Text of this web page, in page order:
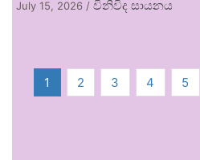
July 15, 2026 / විනිවිද සායනය
1 2 3 4 5